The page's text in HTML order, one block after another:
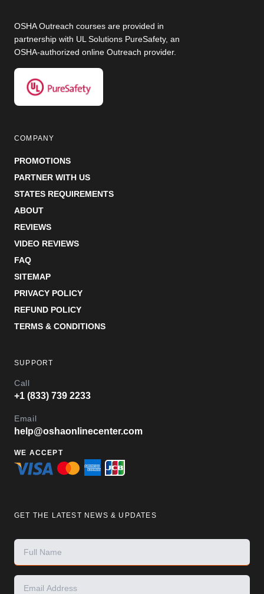
OSHA Outreach courses are provided in
partnership with UL Solutions PureSafety, an
OSHA-authorized online Outreach provider.
COMPANY
PROMOTIONS
PARTNER WITH US
STATES REQUIREMENTS
ABOUT
REVIEWS
VIDEO REVIEWS
FAQ
SITEMAP
PRIVACY POLICY
REFUND POLICY
TERMS & CONDITIONS
SUPPORT
Call
+1 (833) 739 2233
Email
help@oshaonlinecenter.com
WE ACCEPT
GET THE LATEST NEWS & UPDATES